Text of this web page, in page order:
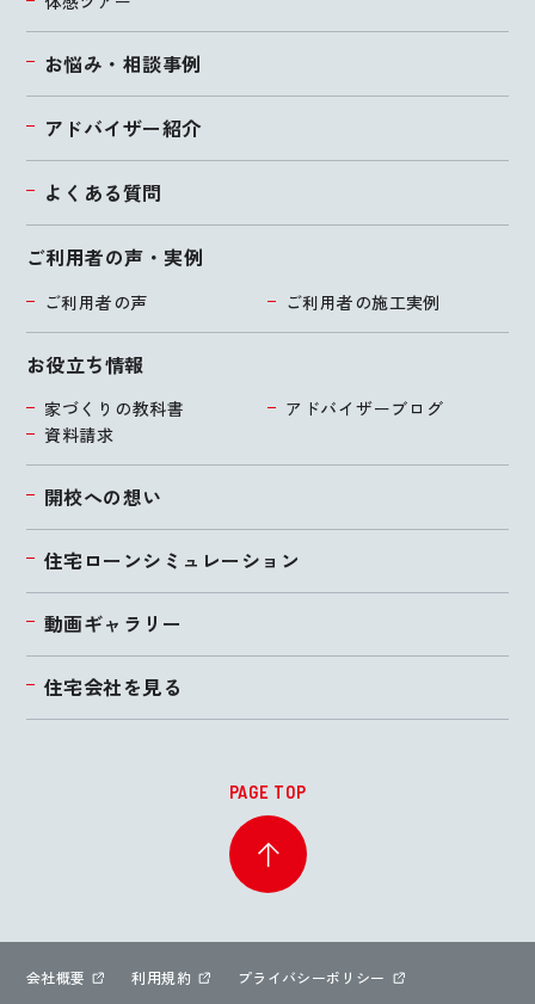
お悩み・相談事例
アドバイザー紹介
よくある質問
ご利用者の声・実例
ご利用者の声 ご利用者の施工実例
お役立ち情報
家づくりの教科書
アドバイザーブログ
資料請求
開校への想い
住宅ローンシミュレーション
動画ギャラリー
住宅会社を見る
PAGE TOP
会社概要 利用規約
プライバシーポリシー